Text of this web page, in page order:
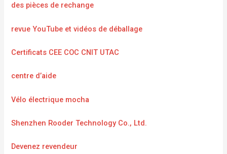
des pièces de rechange
revue YouTube et vidéos de déballage
Certificats CEE COC CNIT UTAC
centre d’aide
Vélo électrique mocha
Shenzhen Rooder Technology Co., Ltd.
Devenez revendeur